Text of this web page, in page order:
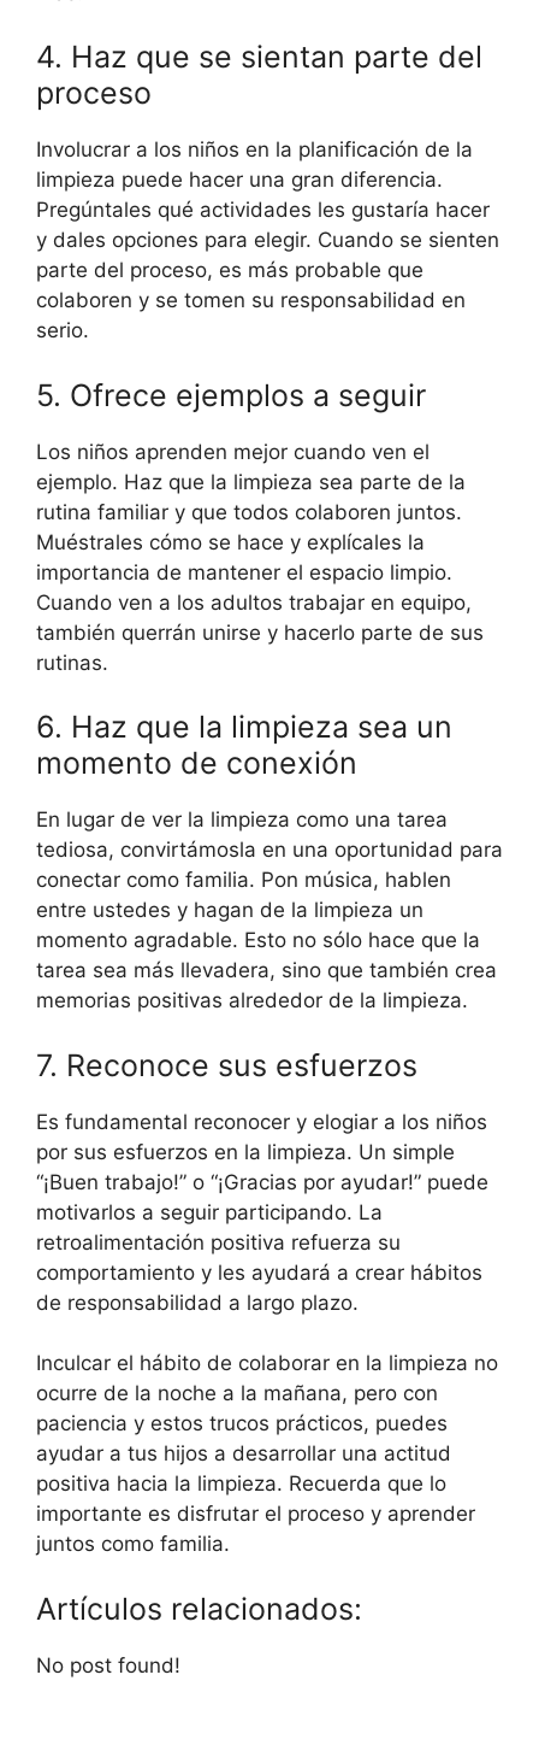
4. Haz que se sientan parte del
proceso
Involucrar a los niños en la planificación de la
limpieza puede hacer una gran diferencia.
Pregúntales qué actividades les gustaría hacer
y dales opciones para elegir. Cuando se sienten
parte del proceso, es más probable que
colaboren y se tomen su responsabilidad en
serio.
5. Ofrece ejemplos a seguir
Los niños aprenden mejor cuando ven el
ejemplo. Haz que la limpieza sea parte de la
rutina familiar y que todos colaboren juntos.
Muéstrales cómo se hace y explícales la
importancia de mantener el espacio limpio.
Cuando ven a los adultos trabajar en equipo,
también querrán unirse y hacerlo parte de sus
rutinas.
6. Haz que la limpieza sea un
momento de conexión
En lugar de ver la limpieza como una tarea
tediosa, convirtámosla en una oportunidad para
conectar como familia. Pon música, hablen
entre ustedes y hagan de la limpieza un
momento agradable. Esto no sólo hace que la
tarea sea más llevadera, sino que también crea
memorias positivas alrededor de la limpieza.
7. Reconoce sus esfuerzos
Es fundamental reconocer y elogiar a los niños
por sus esfuerzos en la limpieza. Un simple
“¡Buen trabajo!” o “¡Gracias por ayudar!” puede
motivarlos a seguir participando. La
retroalimentación positiva refuerza su
comportamiento y les ayudará a crear hábitos
de responsabilidad a largo plazo.
Inculcar el hábito de colaborar en la limpieza no
ocurre de la noche a la mañana, pero con
paciencia y estos trucos prácticos, puedes
ayudar a tus hijos a desarrollar una actitud
positiva hacia la limpieza. Recuerda que lo
importante es disfrutar el proceso y aprender
juntos como familia.
Artículos relacionados:
No post found!